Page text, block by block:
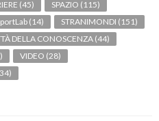
(45) SPAZIO (115)
(14) STRANIMONDI (151)
DELLA CONOSCENZA (44)
VIDEO (28)